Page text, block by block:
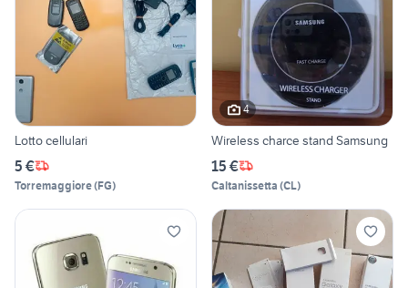
Lotto cellulari
5 €
Torremaggiore(FG)
4
Wireless charce stand Samsung
15 €
Caltanissetta (CL)